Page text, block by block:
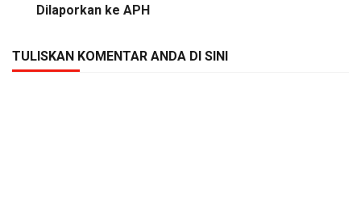
Dilaporkan ke APH
TULISKAN KOMENTAR ANDA DI SINI